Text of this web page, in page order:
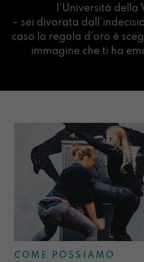
l’Università della
– sei divorata
caso la regola d’oro è
immagine che ti ha
COME POSSIAMO